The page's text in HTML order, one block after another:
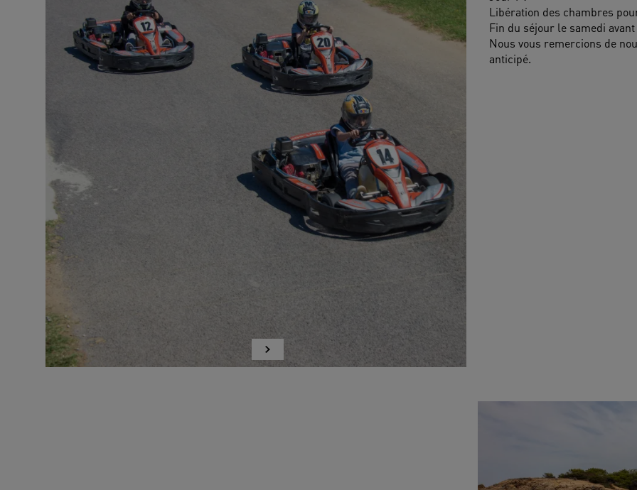
Libération des chambres
Fin du séjour le samedi avant
Nous vous remercions de
anticipé.